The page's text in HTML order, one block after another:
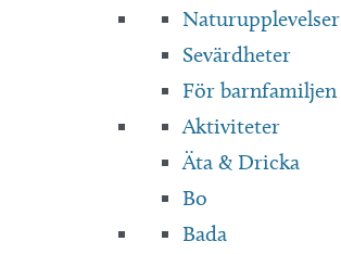
Naturupplevelser
Sevärdheter
För barnfamiljen
Aktiviteter
Äta & Dricka
Bo
Bada